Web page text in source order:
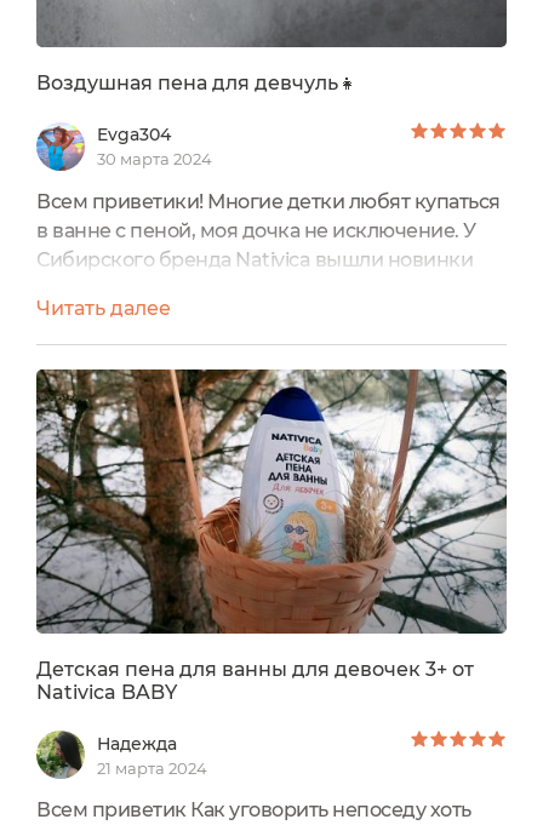
Воздушная пена для девчуль👧
Evga304
30 марта 2024
Всем приветики! Многие детки любят купаться
в ванне с пеной, моя дочка не исключение. У
Сибирского бренда Nativica вышли новинки
ДЕТСКУЮ ПЕНУ ДЛЯ ВАННЫ ДЛЯ ДЕВОЧЕК (с
ароматом кокоса). Выполнена она из твёрдого
белого пластика с синей крышкой - флип-топ.
Дизайн у пены детский, с девчулей - плавчихой.
С обратной стороны присутствует информация
о средстве....
Читать далее
Детская пена для ванны для девочек 3+ от
Nativica BABY
Надежда
21 марта 2024
Всем приветик Как уговорить непоседу хоть